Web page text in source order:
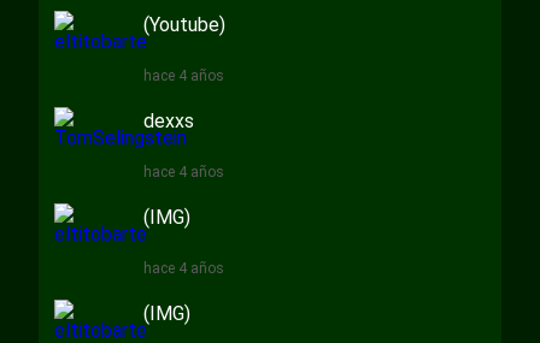
(Youtube)
hace 4 años
dexxs
hace 4 años
(IMG)
hace 4 años
(IMG)